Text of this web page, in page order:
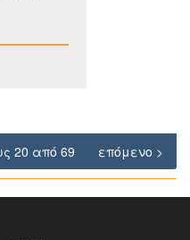
20 από 69 επόμενο >